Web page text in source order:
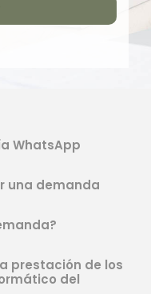
WhatsApp
una demanda
prestación de los
del